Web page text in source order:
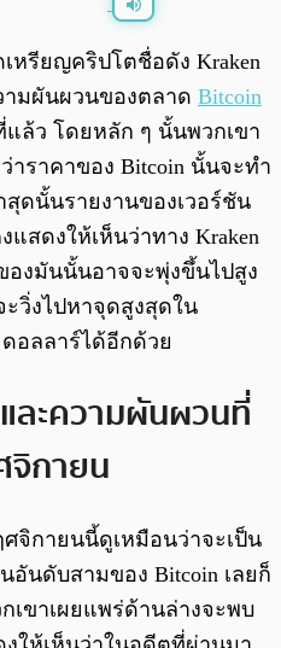
0:00/
หรียญคริปโตชื่อดัง Kraken
ามผันผวนของตลาด Bitcoin
ล้ว โดยหลัก ๆ นั้นพวกเขา
ราคาของ Bitcoin นั้นจะทำ
ดนั้นรายงานของเวอร์ชัน
สดงให้เห็นว่าทาง Kraken
องมันนั้นอาจจะพุ่งขึ้นไปสูง
วิ่งไปหาจุดสูงสุดใน
อลลาร์ได้อีกด้วย
ละความผันผวนที่
จิกายน
ศจิกายนนี้ดูเหมือนว่าจะเป็น
นดับสามของ Bitcoin เลยก็
เขาเผยแพร่ด้านล่างจะพบ